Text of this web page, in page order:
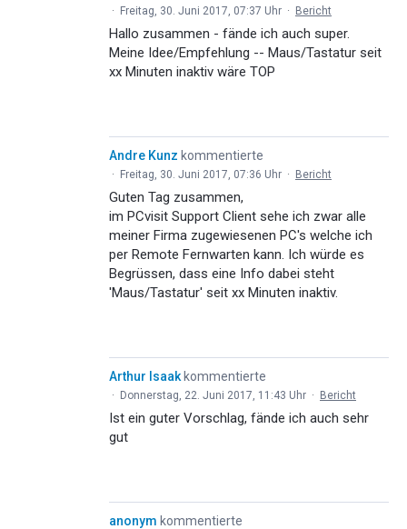
· Freitag, 30. Juni 2017, 07:37 Uhr · Bericht
Hallo zusammen - fände ich auch super.
Meine Idee/Empfehlung -- Maus/Tastatur seit
xx Minuten inaktiv wäre TOP
Andre Kunz kommentierte
· Freitag, 30. Juni 2017, 07:36 Uhr · Bericht
Guten Tag zusammen,
im PCvisit Support Client sehe ich zwar alle
meiner Firma zugewiesenen PC's welche ich
per Remote Fernwarten kann. Ich würde es
Begrüssen, dass eine Info dabei steht
'Maus/Tastatur' seit xx Minuten inaktiv.
Arthur Isaak kommentierte
· Donnerstag, 22. Juni 2017, 11:43 Uhr · Bericht
Ist ein guter Vorschlag, fände ich auch sehr
gut
anonym kommentierte